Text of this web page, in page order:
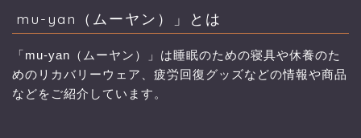
mu-yan（ムーヤン）」とは
「mu-yan（ムーヤン）」は睡眠のための寝具や休養のた
めのリカバリーウェア、疲労回復グッズなどの情報や商品
などをご紹介しています。